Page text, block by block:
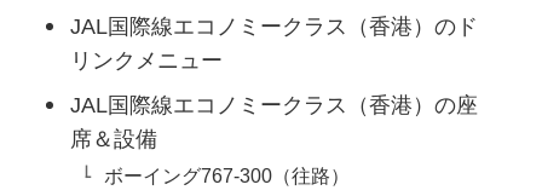
JAL国際線エコノミークラス（香港）のド
リンクメニュー
JAL国際線エコノミークラス（香港）の座
席＆設備
ボーイング767-300（往路）